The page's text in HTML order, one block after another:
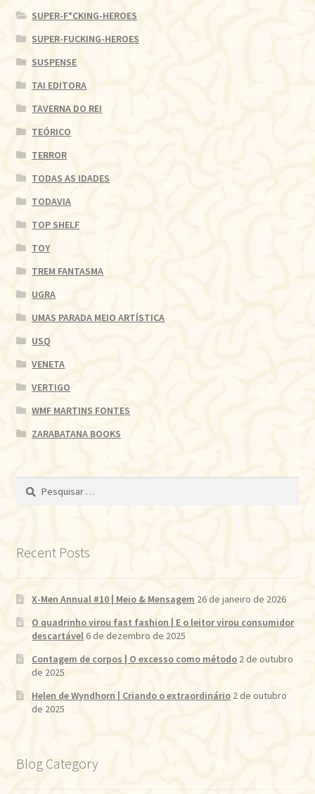
SUPER-F*CKING-HEROES
SUPER-FUCKING-HEROES
SUSPENSE
TAI EDITORA
TAVERNA DO REI
TEÓRICO
TERROR
TODAS AS IDADES
TODAVIA
TOP SHELF
TOY
TREM FANTASMA
UGRA
UMAS PARADA MEIO ARTÍSTICA
USQ
VENETA
VERTIGO
WMF MARTINS FONTES
ZARABATANA BOOKS
Pesquisar
Recent Posts
X-Men Annual #10 | Meio & Mensagem 26 de janeiro de 2026
O quadrinho virou fast fashion | E o leitor virou consumidor
descartável 6 de dezembro de 2025
Contagem de corpos | O excesso como método 2 de outubro
de 2025
Helen de Wyndhorn | Criando o extraordinário 2 de outubro
de 2025
Blog Category